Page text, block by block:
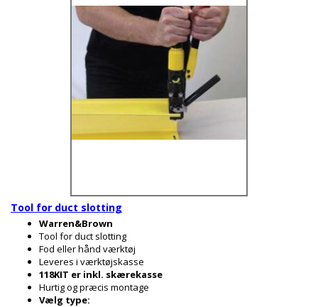
Tool for duct slotting
Warren&Brown
Tool for duct slotting
Fod eller hånd værktøj
Leveres i værktøjskasse
118KIT er inkl. skærekasse
Hurtig og præcis montage
Vælg type: